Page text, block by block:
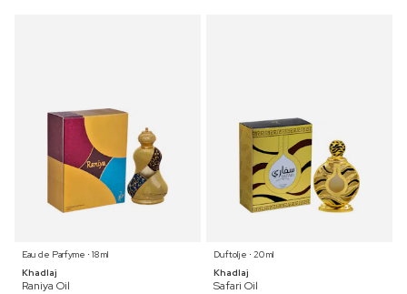
Eau de Parfyme ⋅ 18 ml
Khadlaj
Raniya Oil
Duftolje ⋅ 20 ml
Khadlaj
Safari Oil